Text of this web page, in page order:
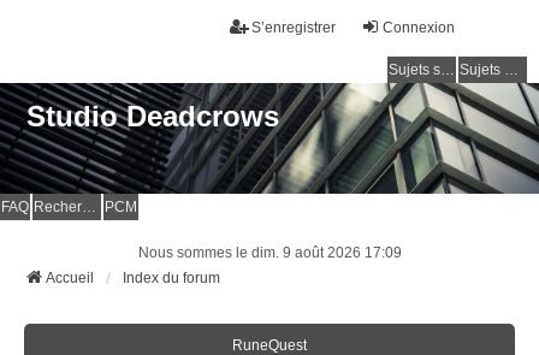
Connexion
S’enregistrer
Sujets sans réponse Sujets actifs
Studio Deadcrows
FAQ Rechercher PCM
Nous sommes le dim. 9 août 2026 17:09
Accueil
Index du forum
RuneQuest